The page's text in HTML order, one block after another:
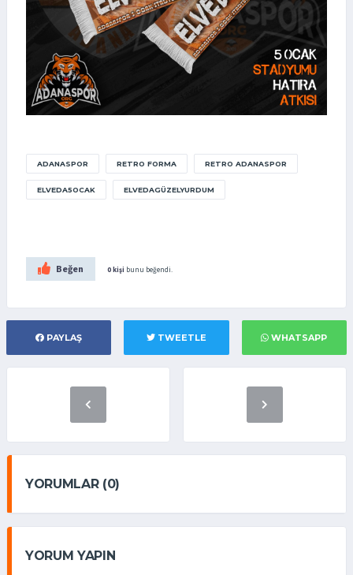
ADANASPOR RETRO FORMA RETRO ADANASPOR
ELVEDA5OCAK ELVEDAGÜZELYURDUM
Beğen 0 kişi bunu beğendi.
PAYLAŞ TWEETLE WHATSAPP
YORUMLAR (0)
YORUM YAPIN